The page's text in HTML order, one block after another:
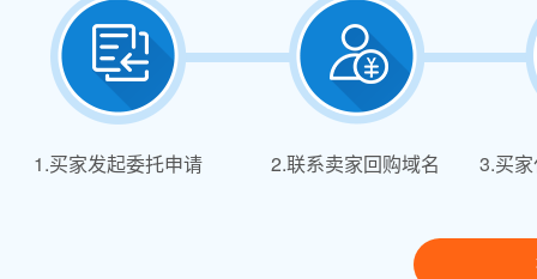
1.买家发起委托申请 2.联系卖家回购域名 3.买